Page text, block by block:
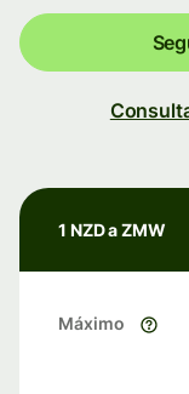
1 NZD a ZMW
Máximo